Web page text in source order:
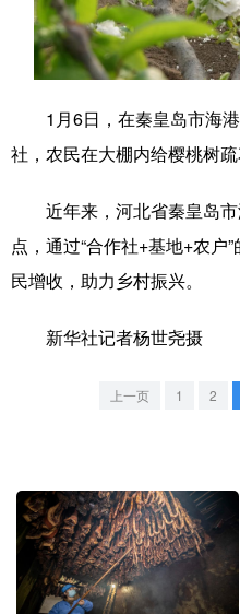
食品 人居
学术中国 乡村振兴
城市 旅游
公益 一带一路
地方频道
天津
浙江 安徽
山东 河南
广东 广西
1月6日，在秦皇岛市海港
社，农民在大棚内给樱桃树疏
近年来，河北省秦皇岛市
点，通过“合作社+基地+农户
民增收，助力乡村振兴。
新华社记者杨世尧摄
上一页 1 2